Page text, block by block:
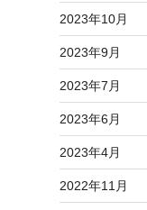
2023年10月
2023年9月
2023年7月
2023年6月
2023年4月
2022年11月